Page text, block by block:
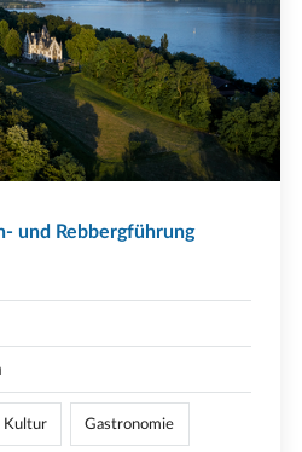
und Rebbergführung
Kultur Gastronomie